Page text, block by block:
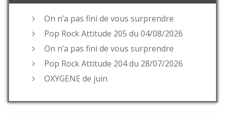
On n’a pas fini de vous surprendre
Pop Rock Attitude 205 du 04/08/2026
On n’a pas fini de vous surprendre
Pop Rock Attitude 204 du 28/07/2026
OXYGENE de juin